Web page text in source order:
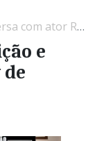
Carvalho em Évora
e
de